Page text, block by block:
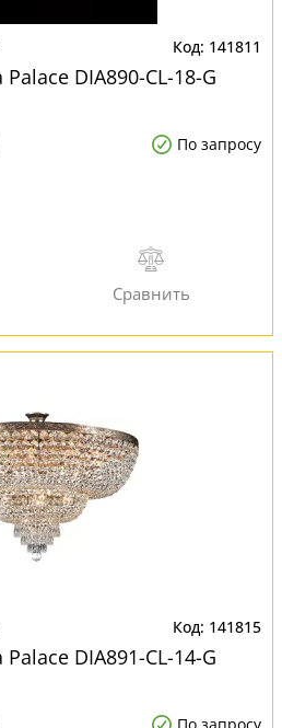
141811
DIA890-CL-18-G
По запросу
141815
DIA891-CL-14-G